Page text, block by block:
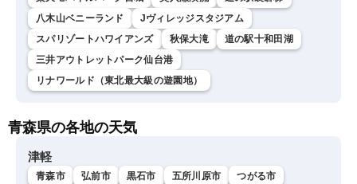
八木山ベニーランド
Jヴィレッジスタジアム
スパリゾートハワイアンズ
秋保大滝
道の駅十和田湖
三井アウトレットパーク仙台港
リナワールド（東北最大級の遊園地）
青森県の各地の天気
津軽
青森市 弘前市 黒石市 五所川原市 つがる市